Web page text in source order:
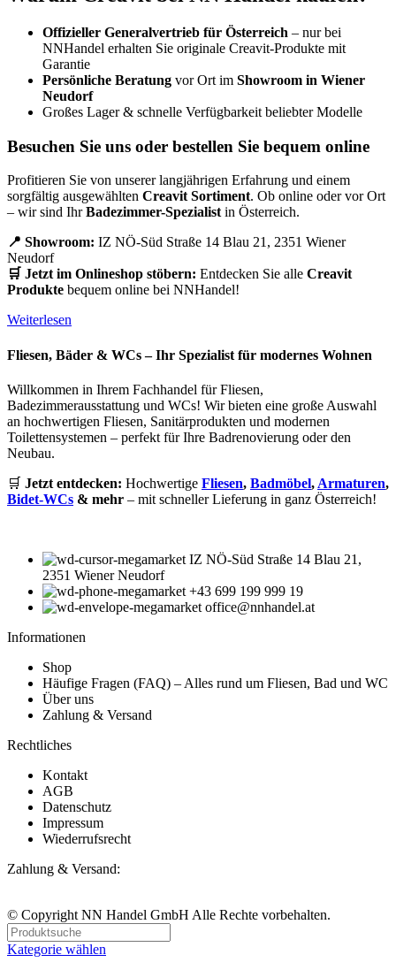
Offizieller Generalvertrieb für Österreich – nur bei
NNHandel erhalten Sie originale Creavit-Produkte mit
Garantie
Persönliche Beratung vor Ort im Showroom in Wiener
Neudorf
Großes Lager & schnelle Verfügbarkeit beliebter Modelle
Besuchen Sie uns oder bestellen Sie bequem online
Profitieren Sie von unserer langjährigen Erfahrung und einem
sorgfältig ausgewählten Creavit Sortiment. Ob online oder vor Ort
– wir sind IhrBadezimmer-Spezialist in Österreich.
📍 Showroom: IZ NÖ-Süd Straße 14 Blau 21, 2351 Wiener
Neudorf
🛒 Jetzt im Onlineshop stöbern: Entdecken Sie alle Creavit
Produkte bequem online bei NNHandel!
Weiterlesen
Fliesen, Bäder & WCs – Ihr Spezialist für modernes Wohnen
Willkommen in Ihrem Fachhandel für Fliesen,
Badezimmerausstattung und WCs! Wir bieten eine große Auswahl
an hochwertigen Fliesen, Sanitärprodukten und modernen
Toilettensystemen – perfekt für Ihre Badrenovierung oder den
Neubau.
🛒 Jetzt entdecken: Hochwertige Fliesen, Badmöbel, Armaturen,
Bidet-WCs & mehr – mit schneller Lieferung in ganz Österreich!
IZ NÖ-Süd Straße 14 Blau 21,
2351 Wiener Neudorf
+43 699 199 999 19
office@nnhandel.at
Informationen
Shop
Häufige Fragen (FAQ) – Alles rund um Fliesen, Bad und WC
Über uns
Zahlung & Versand
Rechtliches
Kontakt
AGB
Datenschutz
Impressum
Wiederrufsrecht
Zahlung & Versand:
© Copyright NN Handel GmbH Alle Rechte vorbehalten.
Kategorie wählen